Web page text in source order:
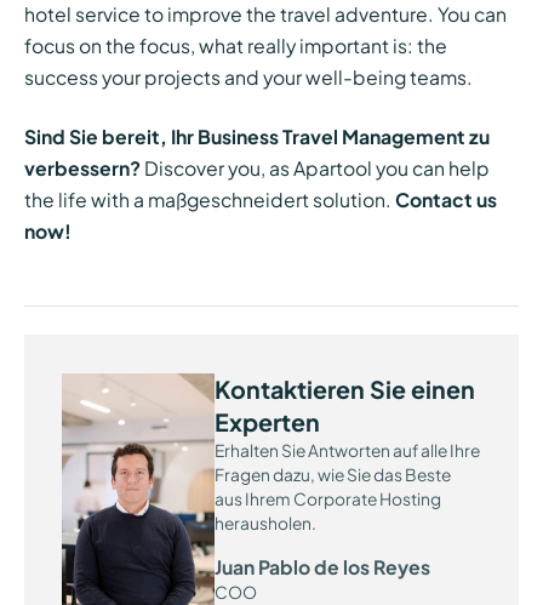
hotel service to improve the travel adventure. You can
focus on the focus, what really important is: the
success your projects and your well-being teams.
Sind Sie bereit, Ihr Business Travel Management zu
verbessern?Discover you, as Apartool you can help
the life with a maßgeschneidert solution. Contact us
now!
Kontaktieren Sie einen
Experten
Erhalten Sie Antworten auf alle Ihre
Fragen dazu, wie Sie das Beste
aus Ihrem Corporate Hosting
herausholen.
Juan Pablo de los Reyes
COO